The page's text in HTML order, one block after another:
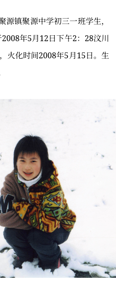
镇聚源中学初三一班学生，
年5月12日下午2：28汶川
火化时间2008年5月15日。生